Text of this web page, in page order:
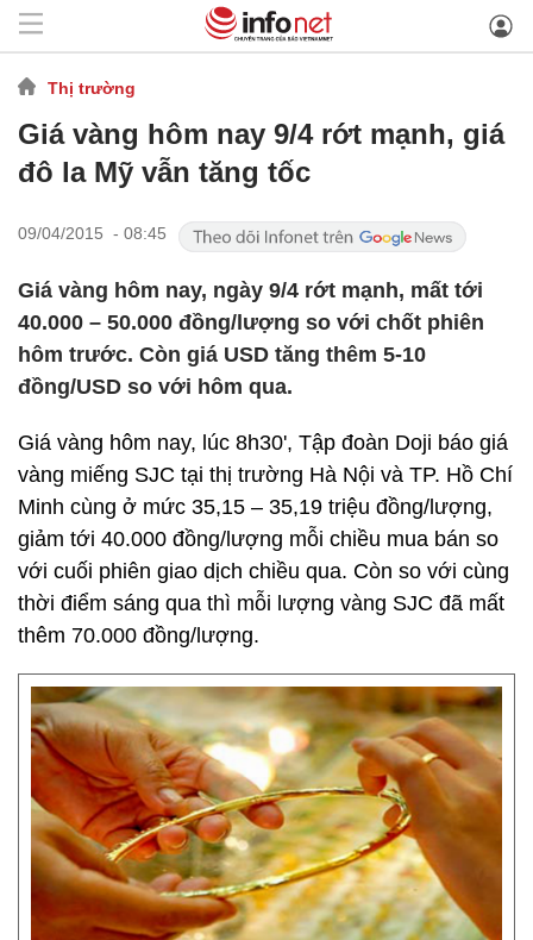
Thị trường
Giá vàng hôm nay 9/4 rớt mạnh, giá
đô la Mỹ vẫn tăng tốc
09/04/2015 - 08:45
Giá vàng hôm nay, ngày 9/4 rớt mạnh, mất tới
40.000 – 50.000 đồng/lượng so với chốt phiên
hôm trước. Còn giá USD tăng thêm 5-10
đồng/USD so với hôm qua.
Giá vàng hôm nay, lúc 8h30', Tập đoàn Doji báo giá
vàng miếng SJC tại thị trường Hà Nội và TP. Hồ Chí
Minh cùng ở mức 35,15 – 35,19 triệu đồng/lượng,
giảm tới 40.000 đồng/lượng mỗi chiều mua bán so
với cuối phiên giao dịch chiều qua. Còn so với cùng
thời điểm sáng qua thì mỗi lượng vàng SJC đã mất
thêm 70.000 đồng/lượng.